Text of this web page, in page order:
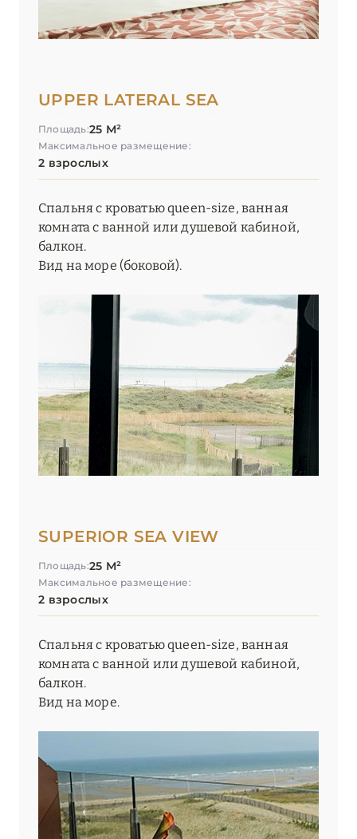
UPPER LATERAL SEA
Площадь:25 М²
Максимальное размещение:
2 взрослых
Спальня с кроватью queen-size, ванная
комната с ванной или душевой кабиной,
балкон.
Вид на море (боковой).
SUPERIOR SEA VIEW
Площадь:25 М²
Максимальное размещение:
2 взрослых
Спальня с кроватью queen-size, ванная
комната с ванной или душевой кабиной,
балкон.
Вид на море.